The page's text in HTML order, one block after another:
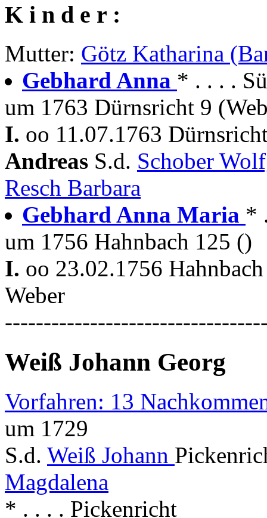
K i n d e r :
Mutter: Götz Katharina
Gebhard Anna * . . . .
um 1763 Dürnsricht 9
I. oo 11.07.1763
Andreas S.d. Schober
Resch Barbara
Gebhard Anna Maria *
um 1756 Hahnbach 125 ()
I. oo 23.02.1756
Weber
Weiß Johann Georg
Vorfahren: 13
um 1729
S.d. Weiß Johann
Magdalena
* . . . . Pickenricht